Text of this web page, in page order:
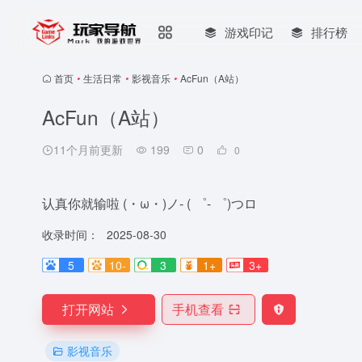
游戏印记 排行榜
首页 • 生活日常 • 影视音乐 • AcFun（A站）
AcFun（A站）
11个月前更新 199 0 0
认真你就输啦 (・ω・)ノ- ( ゜- ゜)つロ
收录时间：
2025-08-30
5
10- 3 1+ 3+
打开网站 手机查看
影视音乐